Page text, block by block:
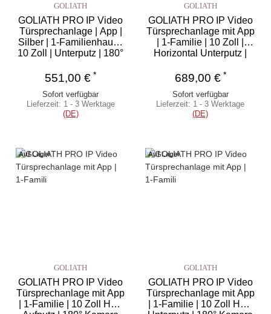
GOLIATH
GOLIATH PRO IP Video
Türsprechanlage | App |
Silber | 1-Familienhaus |
10 Zoll | Unterputz | 180°
551,00 € *
Sofort verfügbar
Lieferzeit: 1 - 3 Werktage
(DE)
GOLIATH
GOLIATH PRO IP Video
Türsprechanlage mit App
| 1-Familie | 10 Zoll |
Horizontal Unterputz |
689,00 €*
Sofort verfügbar
Lieferzeit: 1 - 3 Werktage
(DE)
Auf Lager
GOLIATH
GOLIATH PRO IP Video
Türsprechanlage mit App
| 1-Familie | 10 Zoll HD |
Auf Lager
GOLIATH
GOLIATH PRO IP Video
Türsprechanlage mit App
| 1-Familie | 10 Zoll HD |